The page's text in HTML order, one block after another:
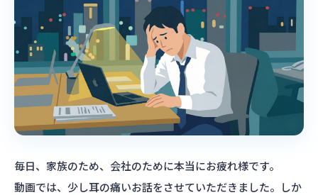
毎日、家族のため、会社のために本当にお疲れ様です。
動画では、少し耳の痛いお話をさせていただきました。しか